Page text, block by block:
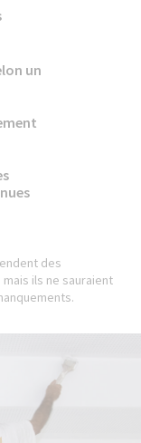
un
des
ils ne sauraient